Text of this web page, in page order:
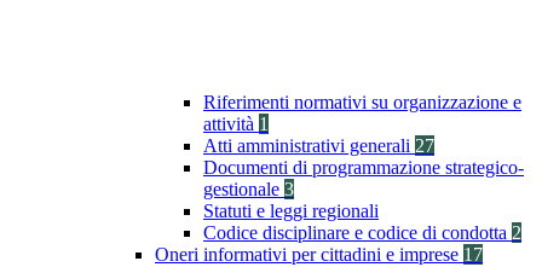
Riferimenti normativi su organizzazione e
attività 1
Atti amministrativi generali 27
Documenti di programmazione strategico-
gestionale 3
Statuti e leggi regionali
Codice disciplinare e codice di condotta 2
Oneri informativi per cittadini e imprese 17